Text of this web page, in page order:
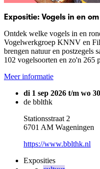
Expositie: Vogels in en
Ontdek welke vogels in en
Vogelwerkgroep KNNV en
brengen natuur en postzegels
102 vogelsoorten en zo'n 265
Meer informatie
di 1 sep 2026 t/m wo
de bblthk
Stationsstraat 2
6701 AM Wageningen
https://www.bblthk.nl
Exposities